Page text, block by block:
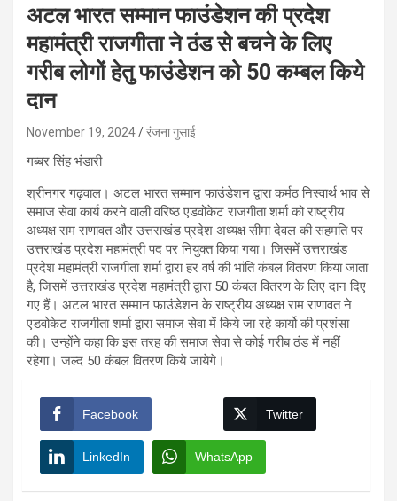
अटल भारत सम्मान फाउंडेशन की प्रदेश
महामंत्री राजगीता ने ठंड से बचने के लिए
गरीब लोगों हेतु फाउंडेशन को 50 कम्बल किये
दान
November 19, 2024 रंजना गुसाई
गब्बर सिंह भंडारी
श्रीनगर गढ़वाल। अटल भारत सम्मान फाउंडेशन द्वारा कर्मठ निस्वार्थ भाव से
समाज सेवा कार्य करने वाली वरिष्ठ एडवोकेट राजगीता शर्मा को राष्ट्रीय
अध्यक्ष राम राणावत और उत्तराखंड प्रदेश अध्यक्ष सीमा देवल की सहमति पर
उत्तराखंड प्रदेश महामंत्री पद पर नियुक्त किया गया। जिसमें उत्तराखंड
प्रदेश महामंत्री राजगीता शर्मा द्वारा हर वर्ष की भांति कंबल वितरण किया जाता
है, जिसमें उत्तराखंड प्रदेश महामंत्री द्वारा 50 कंबल वितरण के लिए दान दिए
गए हैं। अटल भारत सम्मान फाउंडेशन के राष्ट्रीय अध्यक्ष राम राणावत ने
एडवोकेट राजगीता शर्मा द्वारा समाज सेवा में किये जा रहे कार्यो की प्रशंसा
की। उन्होंने कहा कि इस तरह की समाज सेवा से कोई गरीब ठंड में नहीं
रहेगा। जल्द 50 कंबल वितरण किये जायेगे।
Facebook Twitter
LinkedIn WhatsApp